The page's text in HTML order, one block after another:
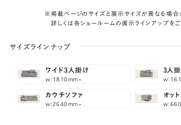
※掲載ページのサイズと展示サイズが異なる場合
詳しくは各ショールームの展示ラインアップをご
サイズラインナップ
ワイド3人掛け
w:1810mm~
3人
カウチソファ
w:2640mm~
オッ